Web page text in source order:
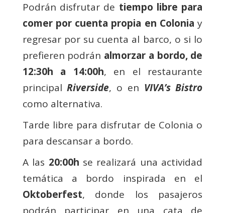
Podrán disfrutar de tiempo libre para
comer por cuenta propia en Colonia y
regresar por su cuenta al barco, o si lo
prefieren podrán almorzar a bordo, de
12:30h a 14:00h, en el restaurante
principalRiverside, o en VIVA’s Bistro
como alternativa.
Tarde libre para disfrutar de Colonia o
para descansar a bordo.
A las 20:00h se realizará una actividad
temática a bordo inspirada en el
Oktoberfest, donde los pasajeros